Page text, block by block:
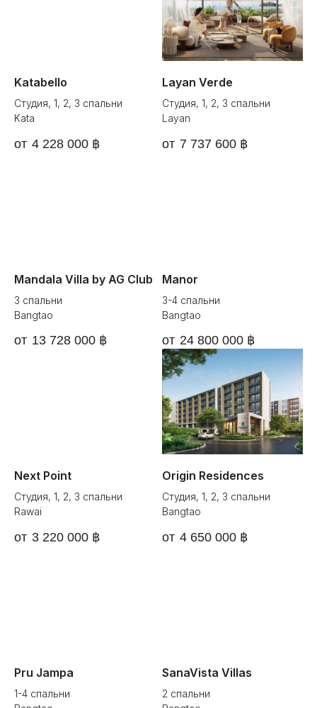
Katabello
Студия, 1, 2, 3 спальни
Kata
4 228 000 ฿
Layan Verde
Студия, 1, 2, 3 спальни
Layan
7 737 600 ฿
Mandala Villa by AG Club
3 спальни
Bangtao
13 728 000 ฿
Manor
3-4 спальни
Bangtao
24 800 000 ฿
Next Point
Студия, 1, 2, 3 спальни
Rawai
3 220 000 ฿
Origin Residences
Студия, 1, 2, 3 спальни
Bangtao
4 650 000 ฿
Pru Jampa
1-4 спальни
SanaVista Villas
2 спальни